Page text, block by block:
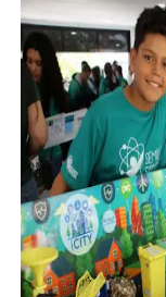
Hospital
Instituto
Gobernación
Corposalud
Fortalecen
Fortaleciendo